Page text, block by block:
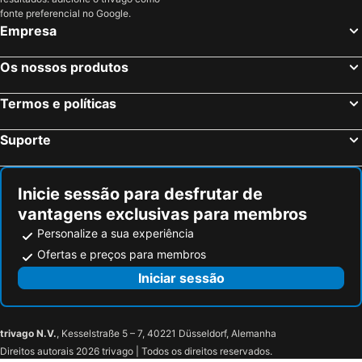
Madrid, Madrid Hotéis
Sevilha, Andaluzia Hotéis
Vigo, Galiza Hotéis
Sangenjo, Galiza Hotéis
fonte preferencial no Google.
Empresa
Os nossos produtos
Termos e políticas
Suporte
Inicie sessão para desfrutar de
vantagens exclusivas para membros
Personalize a sua experiência
Ofertas e preços para membros
Iniciar sessão
trivago N.V., Kesselstraße 5 – 7, 40221 Düsseldorf, Alemanha
Direitos autorais 2026 trivago | Todos os direitos reservados.